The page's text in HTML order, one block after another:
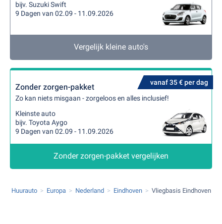
bijv. Suzuki Swift
9 Dagen van 02.09 - 11.09.2026
Vergelijk kleine auto's
vanaf 35 € per dag
Zonder zorgen-pakket
Zo kan niets misgaan - zorgeloos en alles inclusief!
Kleinste auto
bijv. Toyota Aygo
9 Dagen van 02.09 - 11.09.2026
Zonder zorgen-pakket vergelijken
Huurauto Europa Nederland Eindhoven Vliegbasis Eindhoven